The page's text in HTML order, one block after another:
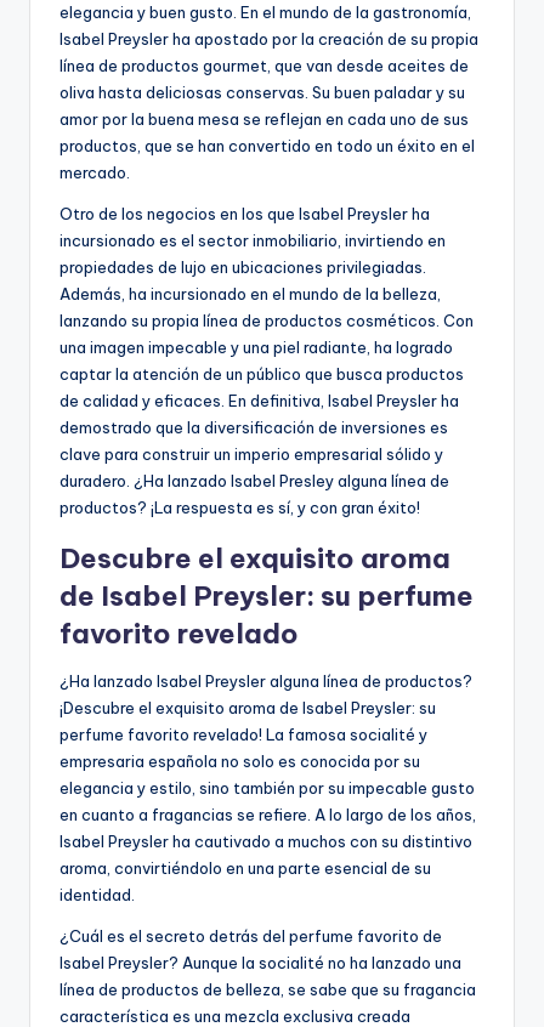
elegancia y buen gusto. En el mundo de la gastronomía,
Isabel Preysler ha apostado por la creación de su propia
línea de productos gourmet, que van desde aceites de
oliva hasta deliciosas conservas. Su buen paladar y su
amor por la buena mesa se reflejan en cada uno de sus
productos, que se han convertido en todo un éxito en el
mercado.
Otro de los negocios en los que Isabel Preysler ha
incursionado es el sector inmobiliario, invirtiendo en
propiedades de lujo en ubicaciones privilegiadas.
Además, ha incursionado en el mundo de la belleza,
lanzando su propia línea de productos cosméticos. Con
una imagen impecable y una piel radiante, ha logrado
captar la atención de un público que busca productos
de calidad y eficaces. En definitiva, Isabel Preysler ha
demostrado que la diversificación de inversiones es
clave para construir un imperio empresarial sólido y
duradero. ¿Ha lanzado Isabel Presley alguna línea de
productos? ¡La respuesta es sí, y con gran éxito!
Descubre el exquisito aroma
de Isabel Preysler: su perfume
favorito revelado
¿Ha lanzado Isabel Preysler alguna línea de productos?
¡Descubre el exquisito aroma de Isabel Preysler: su
perfume favorito revelado! La famosa socialité y
empresaria española no solo es conocida por su
elegancia y estilo, sino también por su impecable gusto
en cuanto a fragancias se refiere. A lo largo de los años,
Isabel Preysler ha cautivado a muchos con su distintivo
aroma, convirtiéndolo en una parte esencial de su
identidad.
¿Cuál es el secreto detrás del perfume favorito de
Isabel Preysler? Aunque la socialité no ha lanzado una
línea de productos de belleza, se sabe que su fragancia
característica es una mezcla exclusiva creada